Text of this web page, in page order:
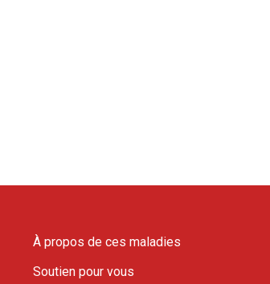
À propos de ces maladies
Soutien pour vous